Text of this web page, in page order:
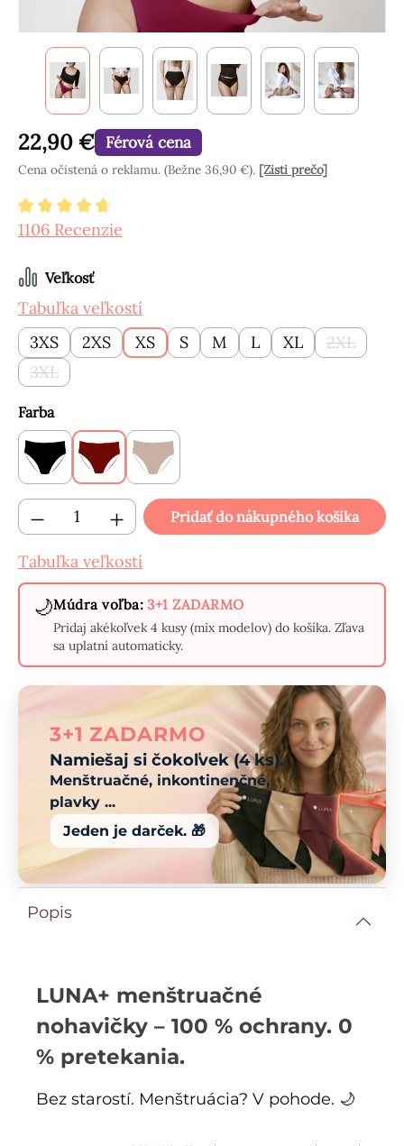
22,90 € Férová cena
Cena očistená o reklamu. (Bežne 36,90 €). [Zisti prečo]
Priemerné hodnotenie 4.8 z 5 hviezdičiek
1106 Recenzie
Vyberte
Veľkosť
Tabuľka veľkostí
3XS
2XS XS S M L XL 2XL
(Táto
3XL
(Táto možnosť momentálne nie je k dispozícii.)
Vyberte
Farba
Čierne BordovéBéžové
Množstvo produktu: Zadajte požadované
Pridať do nákupného košíka
Tabuľka veľkostí
🌙Múdra voľba: 3+1 ZADARMO
Pridaj akékoľvek 4 kusy (mix modelov) do košíka. Zľava
sa uplatní automaticky.
3+1 ZADARMO
Namiešaj si čokoľvek (4 ks).
Menštruačné, inkontinenčné,
plavky ...
Jeden je darček. 🎁
Popis
LUNA+ menštruačné
nohavičky – 100 % ochrany. 0
% pretekania.
Bez starostí. Menštruácia? V pohode. 🌙